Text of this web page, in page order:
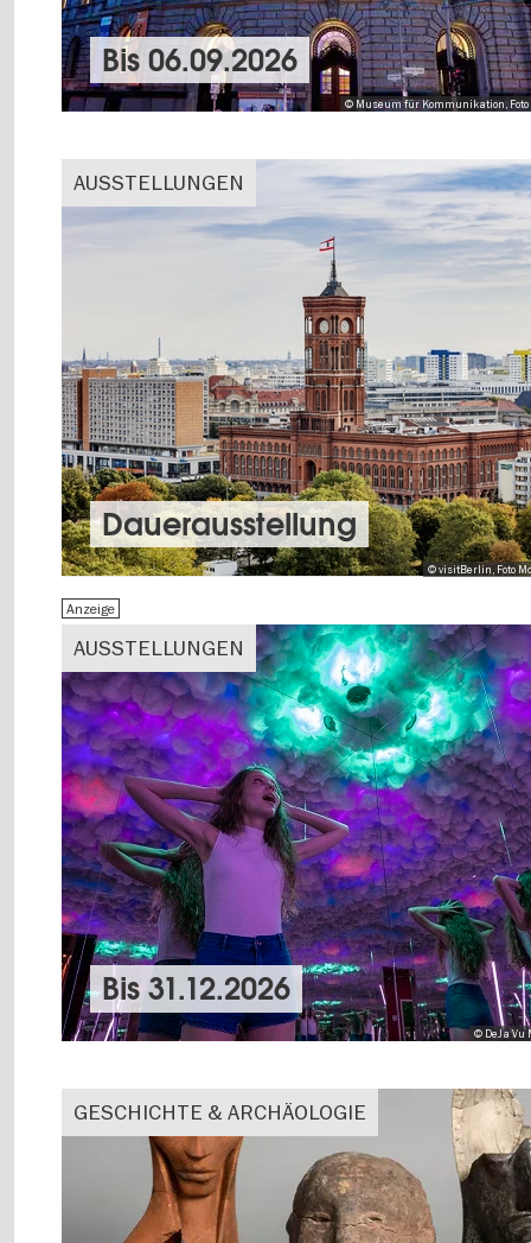
© Museum für Kommunikation,
Bis 06.09.2026
AUSSTELLUNGEN
© visitBerlin, Foto
Dauer­aus­stel­lung
AUSSTELLUNGEN
Anzeige
© DeJa Vu
Bis 31.12.2026
GESCHICHTE & ARCHÄOLOGIE